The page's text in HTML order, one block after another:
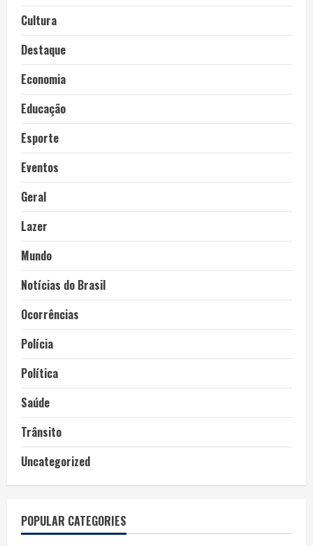
Cultura
Destaque
Economia
Educação
Esporte
Eventos
Geral
Lazer
Mundo
Notícias do Brasil
Ocorrências
Polícia
Política
Saúde
Trânsito
Uncategorized
POPULAR CATEGORIES